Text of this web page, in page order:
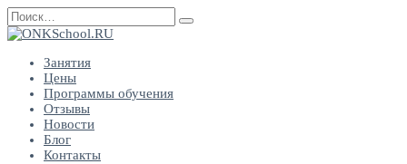
Занятия
Цены
Программы обучения
Отзывы
Новости
Блог
Контакты